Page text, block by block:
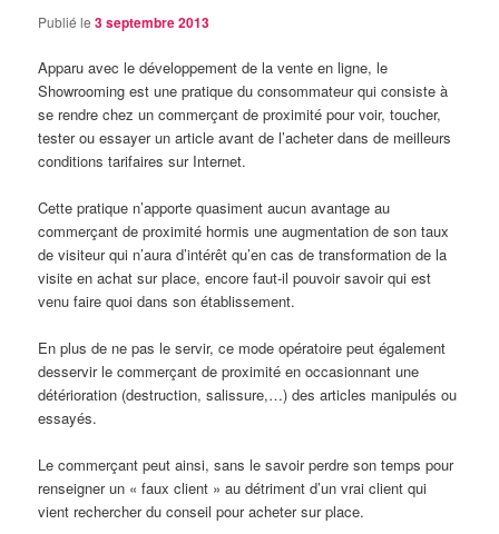
Publié le3 septembre 2013
Apparu avec le développement de la vente en ligne, le
Showrooming est une pratique du consommateur qui consiste à
se rendre chez un commerçant de proximité pour voir, toucher,
tester ou essayer un article avant de l’acheter dans de meilleurs
conditions tarifaires sur Internet.
Cette pratique n’apporte quasiment aucun avantage au
commerçant de proximité hormis une augmentation de son taux
de visiteur qui n’aura d’intérêt qu’en cas de transformation de la
visite en achat sur place, encore faut-il pouvoir savoir qui est
venu faire quoi dans son établissement.
En plus de ne pas le servir, ce mode opératoire peut également
desservir le commerçant de proximité en occasionnant une
détérioration (destruction, salissure,…) des articles manipulés ou
essayés.
Le commerçant peut ainsi, sans le savoir perdre son temps pour
renseigner un « faux client » au détriment d’un vrai client qui
vient rechercher du conseil pour acheter sur place.